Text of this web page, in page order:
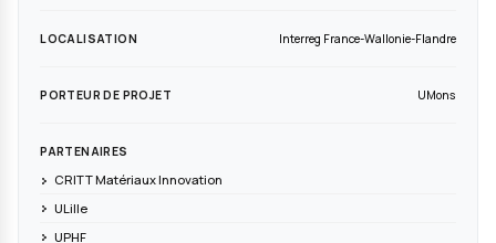
ANNÉE
LOCALISATION